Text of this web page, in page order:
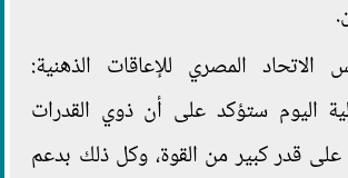
المصري للإعاقات الذهنية:
اليوم ستؤكد على أن ذوي القدرات
قدر كبير من القوة، وكل ذلك بدعم